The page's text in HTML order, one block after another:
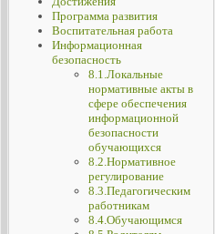
Программа развития
Воспитательная работа
Информационная
безопасность
8.1.Локальные
нормативные акты в
сфере обеспечения
информационной
безопасности
обучающихся
8.2.Нормативное
регулирование
8.3.Педагогическим
работникам
8.4.Обучающимся